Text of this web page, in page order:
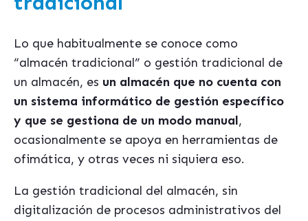
Lo que habitualmente se conoce como
“almacén tradicional” o gestión tradicional de
un almacén, es un almacén que no cuenta con
un sistema informático de gestión específico
y que se gestiona de un modo manual,
ocasionalmente se apoya en herramientas de
ofimática, y otras veces ni siquiera eso.
La gestión tradicional del almacén, sin
digitalización de procesos administrativos del